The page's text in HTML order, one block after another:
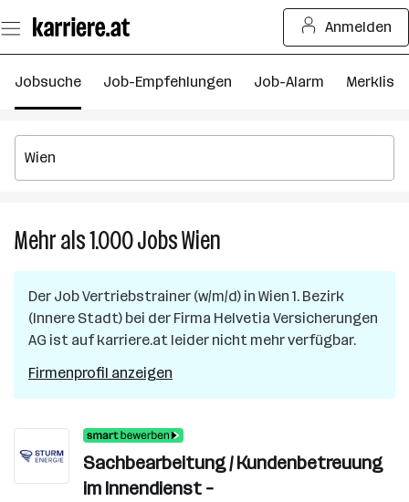
Seiteninhalt
springen
Anmelden
Jobsuche Job-Empfehlungen Job-Alarm Merkliste
Mehr als 1.000JobsWien
Jobs
in
Wien
Der JobVertriebstrainer (w/m/d) in Wien 1. Bezirk
(Innere Stadt) bei der Firma Helvetia Versicherungen
AG ist auf karriere.at leider nicht mehr verfügbar.
Firmenprofil anzeigen
Sachbearbeitung / Kundenbetreuung
im Innendienst –